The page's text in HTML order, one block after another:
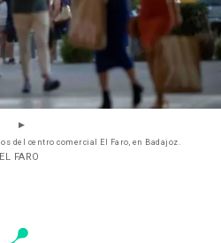
del centro comercial El Faro, en Badajoz.
FARO